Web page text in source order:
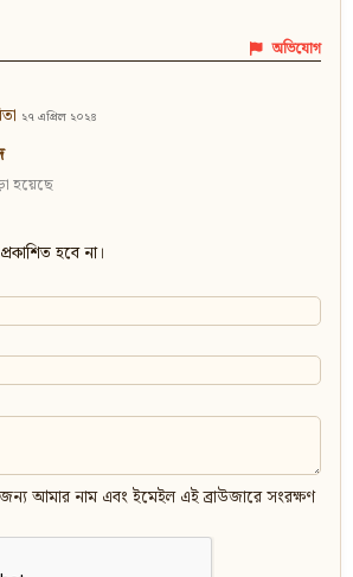
অভিযোগ
২৭ এপ্রিল ২০২৪
হয়েছে
হবে না।
জন্য আমার নাম এবং ইমেইল এই ব্রাউজারে সংরক্ষণ